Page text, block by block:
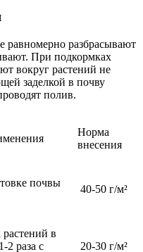
равномерно разбрасывают
При подкормках
вокруг растений не
заделкой в почву
полив.
Норма
внесения
почвы
40-50 г/м²
в
2 раза с
20-30 г/м²